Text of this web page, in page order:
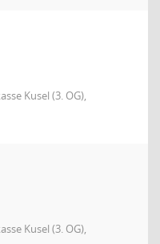
Kusel (3. OG),
Kusel (3. OG),